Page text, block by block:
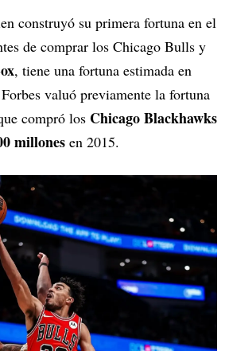
construyó su primera fortuna en el
de comprar los Chicago Bulls y
, tiene una fortuna estimada en
valuó previamente la fortuna
compró los Chicago Blackhawks
millones en 2015.